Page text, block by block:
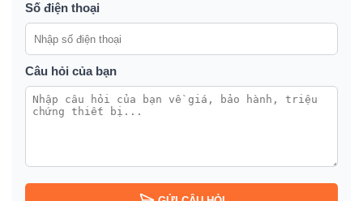
Số điện thoại
Câu hỏi của bạn